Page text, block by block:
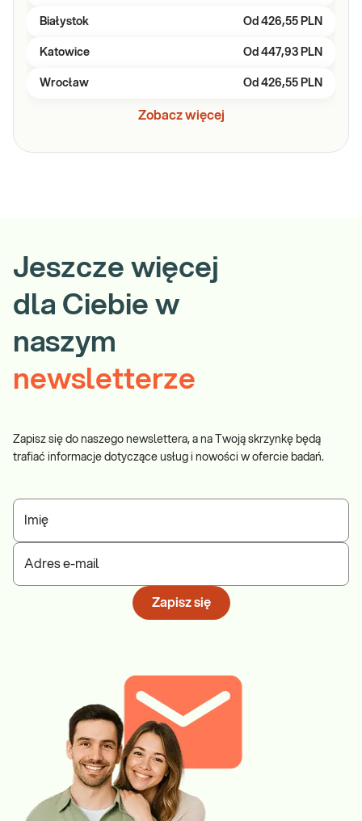
Białystok Od 426,55 PLN
Katowice Od 447,93 PLN
Wrocław Od 426,55 PLN
Zobacz więcej
Jeszcze więcej
dla Ciebie w
naszym
newsletterze
Zapisz się do naszego newslettera, a na Twoją skrzynkę będą
trafiać informacje dotyczące usług i nowości w ofercie badań.
Imię
Adres e-mail
Zapisz się